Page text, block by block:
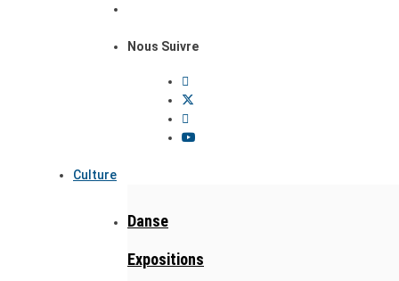
Nous Suivre
Culture
Danse
Expositions